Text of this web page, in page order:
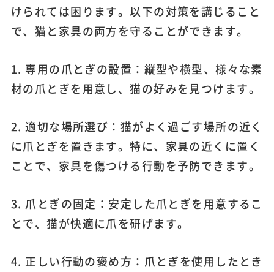
けられては困ります。以下の対策を講じること
で、猫と家具の両方を守ることができます。
1. 専用の爪とぎの設置：縦型や横型、様々な素
材の爪とぎを用意し、猫の好みを見つけます。
2. 適切な場所選び：猫がよく過ごす場所の近く
に爪とぎを置きます。特に、家具の近くに置く
ことで、家具を傷つける行動を予防できます。
3. 爪とぎの固定：安定した爪とぎを用意するこ
とで、猫が快適に爪を研げます。
4. 正しい行動の褒め方：爪とぎを使用したとき